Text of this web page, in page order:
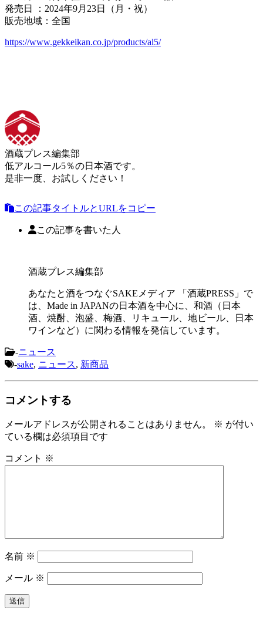
発売日 ：2024年9月23日（月・祝）
販売地域：全国
https://www.gekkeikan.co.jp/products/al5/
酒蔵プレス編集部
低アルコール5％の日本酒です。
是非一度、お試しください！
この記事タイトルとURLをコピー
この記事を書いた人
酒蔵プレス編集部
あなたと酒をつなぐSAKEメディア 「酒蔵PRESS」で
は、Made in JAPANの日本酒を中心に、和酒（日本
酒、焼酎、泡盛、梅酒、リキュール、地ビール、日本
ワインなど）に関わる情報を発信しています。
-ニュース
-sake, ニュース, 新商品
コメントする
メールアドレスが公開されることはありません。 ※ が付い
ている欄は必須項目です
コメント ※
名前 ※
メール ※